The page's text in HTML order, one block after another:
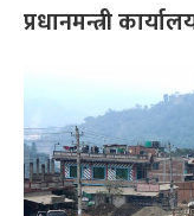
प्रधानमन्त्री